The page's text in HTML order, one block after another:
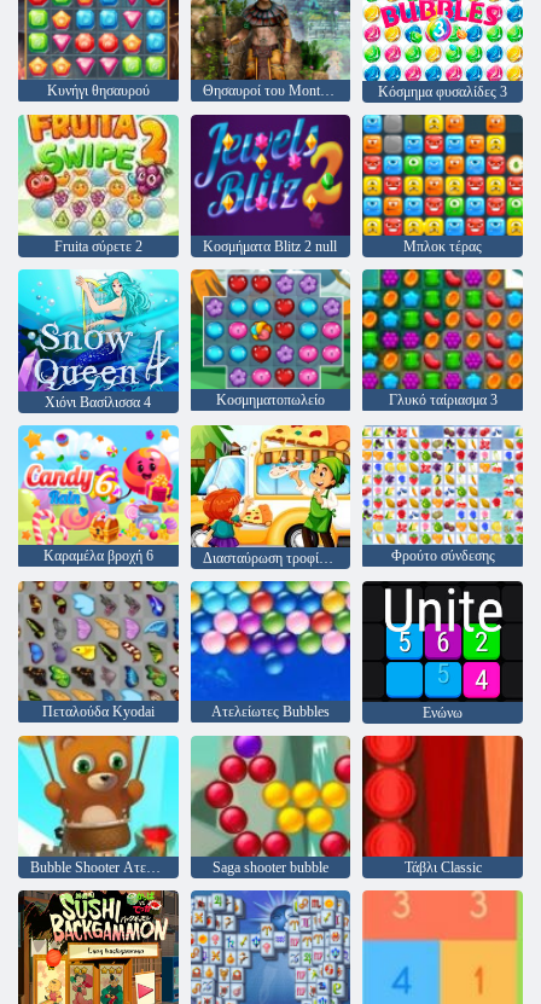
Κυνήγι θησαυρού Θησαυροί του Montezuma 2 Κόσμημα φυσαλίδες 3
Fruita σύρετε 2 Κοσμήματα Blitz 2 null Μπλοκ τέρας
Χιόνι Βασίλισσα 4 Κοσμηματοπωλείο Γλυκό ταίριασμα 3
Καραμέλα βροχή 6 Διασταύρωση τροφίμων Φρούτο σύνδεσης
Πεταλούδα Kyodai Ατελείωτες Bubbles Ενώνω
Bubble Shooter Ατελείωτες Saga shooter bubble Τάβλι Classic